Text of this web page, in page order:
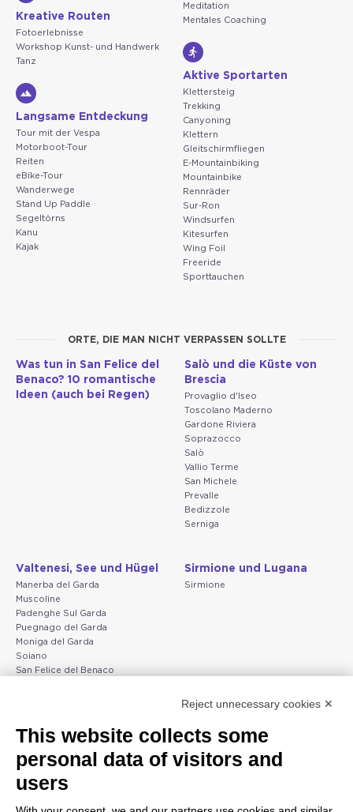
Kreative Routen
Fotoerlebnisse
Workshop Kunst- und Handwerk
Tanz
Langsame Entdeckung
Tour mit der Vespa
Motorboot-Tour
Reiten
eBike-Tour
Wanderwege
Stand Up Paddle
Segeltörns
Kanu
Kajak
Meditation
Mentales Coaching
Aktive Sportarten
Klettersteig
Trekking
Canyoning
Klettern
Gleitschirmfliegen
E-Mountainbiking
Mountainbike
Rennräder
Sur-Ron
Windsurfen
Kitesurfen
Wing Foil
Freeride
Sporttauchen
ORTE, DIE MAN NICHT VERPASSEN SOLLTE
Was tun in San Felice del
Benaco? 10 romantische
Ideen (auch bei Regen)
Salò und die Küste von
Brescia
Provaglio d'Iseo
Toscolano Maderno
Gardone Riviera
Soprazocco
Salò
Vallio Terme
San Michele
Prevalle
Bedizzole
Serniga
Valtenesi, See und Hügel
Manerba del Garda
Muscoline
Padenghe Sul Garda
Puegnago del Garda
Moniga del Garda
Soiano
San Felice del Benaco
Sirmione und Lugana
Sirmione
Peschiera und die Küste
des Veneto
Lazise
Peschiera del Garda
Gargnano und Oberer
Gardasee
Gargnano
Reject unnecessary cookies ✕
This website collects some
personal data of visitors and
users